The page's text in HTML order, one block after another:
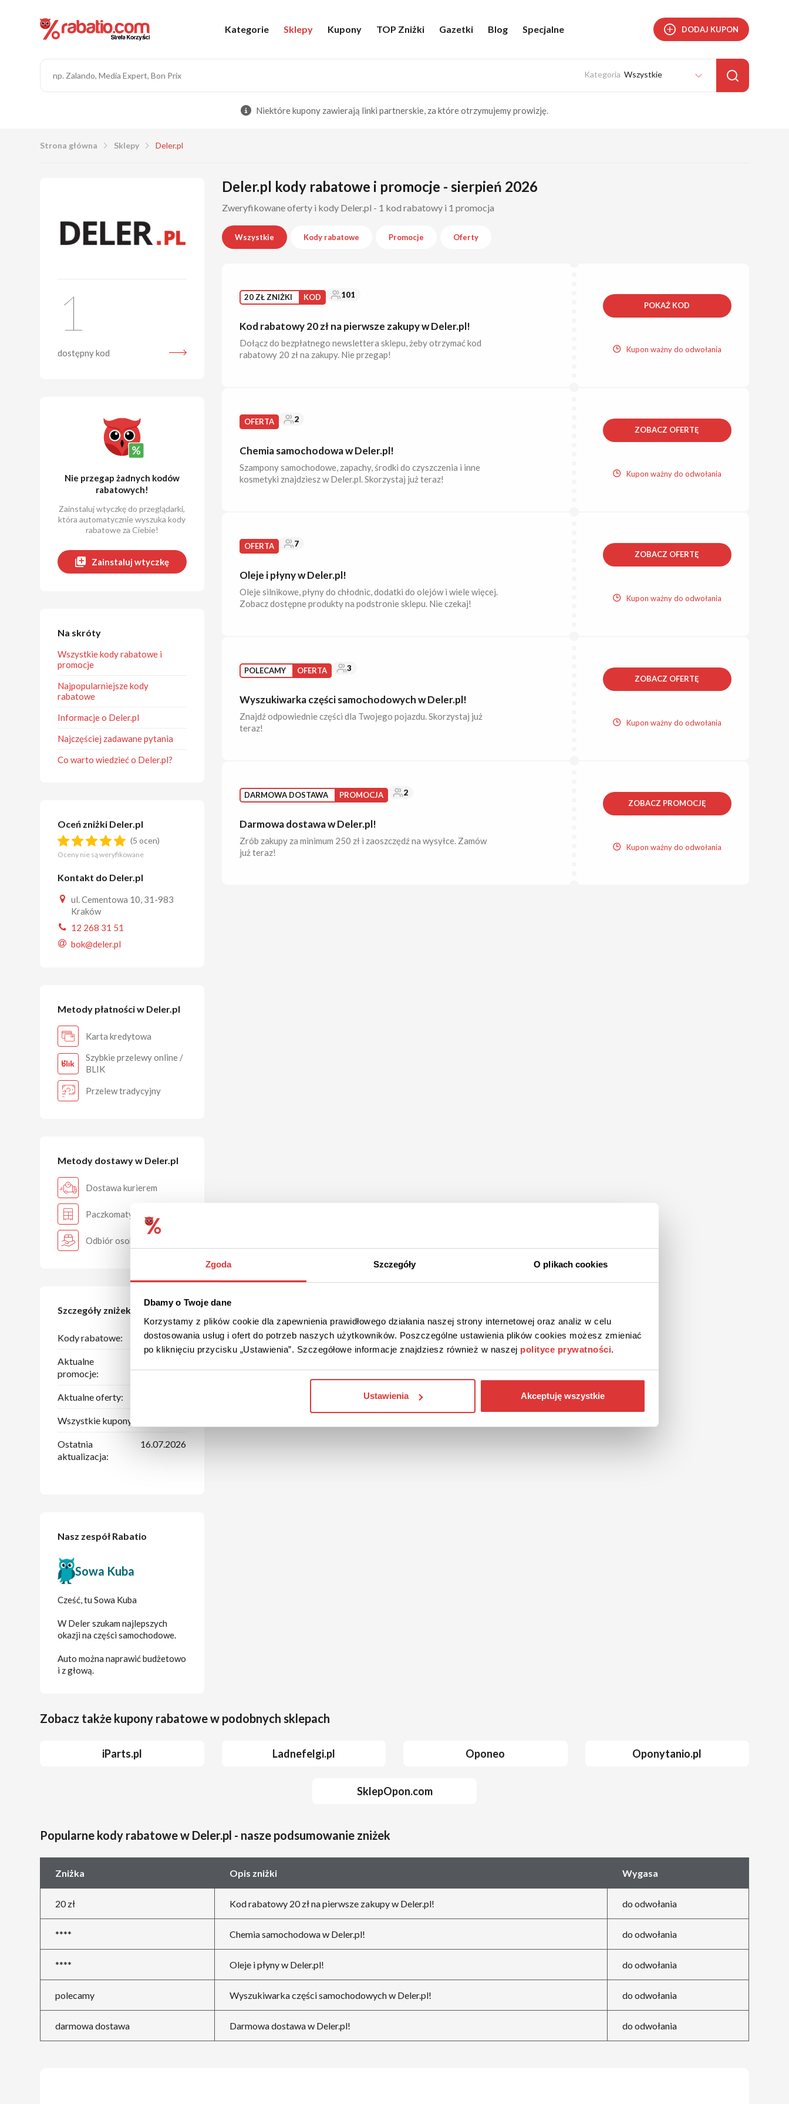
Zgoda Szczegóły O plikach cookies
Dbamy o Twoje dane
Korzystamy z plików cookie dla zapewnienia prawidłowego działania naszej strony internetowej oraz analiz w celu
dostosowania usług i ofert do potrzeb naszych użytkowników. Poszczególne ustawienia plików cookies możesz zmieniać
po kliknięciu przycisku „Ustawienia”. Szczegółowe informacje znajdziesz również w naszej polityce prywatności.
Ustawienia Akceptuję wszystkie
Kategorie Sklepy Kupony TOP Zniżki Gazetki Blog Specjalne DODAJ KUPON
Wszystkie
Niektóre kupony zawierają linki partnerskie, za które otrzymujemy prowizję.
Strona główna Sklepy Deler.pl
1
dostępny kod
Nie przegap żadnych kodów
rabatowych!
Zainstaluj wtyczkę do przeglądarki,
która automatycznie wyszuka kody
rabatowe za Ciebie!
Zainstaluj wtyczkę
Na skróty
Wszystkie kody rabatowe i
promocje
Najpopularniejsze kody
rabatowe
Informacje o Deler.pl
Najczęściej zadawane pytania
Co warto wiedzieć o Deler.pl?
Oceń zniżki Deler.pl
(5 ocen)
Oceny nie są weryfikowane
Kontakt do Deler.pl
ul. Cementowa 10, 31-983
Kraków
12 268 31 51
bok@deler.pl
Metody płatności w Deler.pl
Karta kredytowa
Szybkie przelewy online /
BLIK
Przelew tradycyjny
Metody dostawy w Deler.pl
Dostawa kurierem
Paczkomaty
Odbiór osobisty
Szczegóły zniżek
Kody rabatowe: 1
Aktualne
promocje:
Aktualne oferty:
Wszystkie kupony:
Ostatnia
aktualizacja:
16.07.2026
Nasz zespół Rabatio
Sowa Kuba
Cześć, tu Sowa Kuba
W Deler szukam najlepszych
okazji na części samochodowe.
Auto można naprawić budżetowo
i z głową.
Deler.pl kody rabatowe i promocje - sierpień 2026
Zweryfikowane oferty i kody Deler.pl - 1 kod rabatowy i 1 promocja
Wszystkie Kody rabatowe Promocje Oferty
20 ZŁ ZNIŻKI KOD 101
Kod rabatowy 20 zł na pierwsze zakupy w Deler.pl!
Dołącz do bezpłatnego newslettera sklepu, żeby otrzymać kod
rabatowy 20 zł na zakupy. Nie przegap!
POKAŻ KOD
Kupon ważny do odwołania
OFERTA 2
Chemia samochodowa w Deler.pl!
Szampony samochodowe, zapachy, środki do czyszczenia i inne
kosmetyki znajdziesz w Deler.pl. Skorzystaj już teraz!
ZOBACZ OFERTĘ
Kupon ważny do odwołania
OFERTA 7
Oleje i płyny w Deler.pl!
Oleje silnikowe, płyny do chłodnic, dodatki do olejów i wiele więcej.
Zobacz dostępne produkty na podstronie sklepu. Nie czekaj!
ZOBACZ OFERTĘ
Kupon ważny do odwołania
POLECAMY OFERTA 3
Wyszukiwarka części samochodowych w Deler.pl!
Znajdź odpowiednie części dla Twojego pojazdu. Skorzystaj już
teraz!
ZOBACZ OFERTĘ
Kupon ważny do odwołania
DARMOWA DOSTAWA PROMOCJA 2
Darmowa dostawa w Deler.pl!
Zrób zakupy za minimum 250 zł i zaoszczędź na wysyłce. Zamów
już teraz!
ZOBACZ PROMOCJĘ
Kupon ważny do odwołania
Zobacz także kupony rabatowe w podobnych sklepach
iParts.pl Ladnefelgi.pl Oponeo Oponytanio.pl
SklepOpon.com
Popularne kody rabatowe w Deler.pl - nasze podsumowanie zniżek
Zniżka Opis zniżki Wygasa
20 zł Kod rabatowy 20 zł na pierwsze zakupy w Deler.pl! do odwołania
**** Chemia samochodowa w Deler.pl! do odwołania
**** Oleje i płyny w Deler.pl! do odwołania
polecamy Wyszukiwarka części samochodowych w Deler.pl! do odwołania
darmowa dostawa Darmowa dostawa w Deler.pl! do odwołania